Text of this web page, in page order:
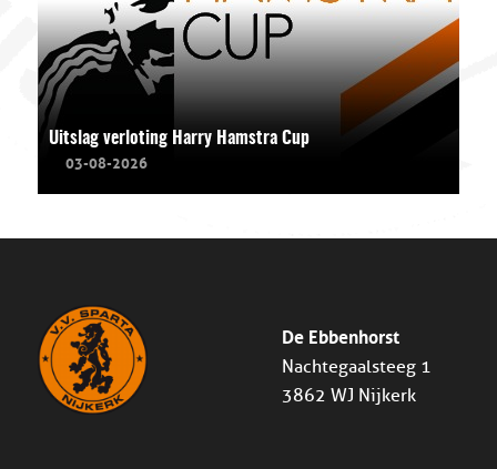
Uitslag verloting Harry Hamstra Cup
03-08-2026
De Ebbenhorst
Nachtegaalsteeg 1
3862 WJ Nijkerk